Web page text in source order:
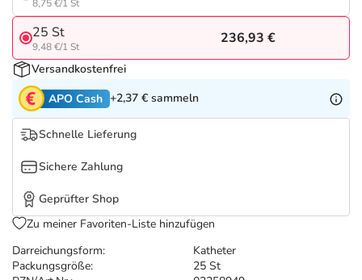
Tierapotheke
Vitamine & Mineralstoffe
Marken
Salus Deals
Darreichungsform:
Katheter
Packungsgröße:
25 St
8,75 €/1 St
25 St
9,48 €/1 St
236,93 €
Versandkostenfrei
APO Cash +2,37 € sammeln
Schnelle Lieferung
Sichere Zahlung
Geprüfter Shop
Zu meiner Favoriten-Liste hinzufügen